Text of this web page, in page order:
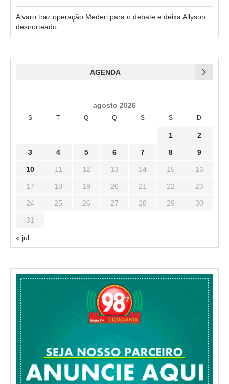
Álvaro traz operação Mederi para o debate e deixa Allyson
desnorteado
AGENDA
agosto 2026
S T Q Q S S D
1 2
3 4 5 6 7 8 9
10 11 12 13 14 15 16
17 18 19 20 21 22 23
24 25 26 27 28 29 30
31
« jul